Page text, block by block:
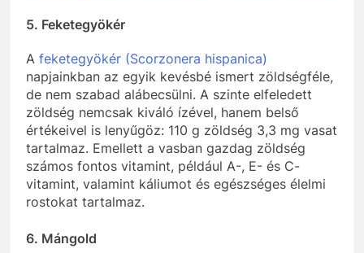
5. Feketegyökér
A feketegyökér (Scorzonera hispanica)
napjainkban az egyik kevésbé ismert zöldségféle,
de nem szabad alábecsülni. A szinte elfeledett
zöldség nemcsak kiváló ízével, hanem belső
értékeivel is lenyűgöz: 110 g zöldség 3,3 mg vasat
tartalmaz. Emellett a vasban gazdag zöldség
számos fontos vitamint, például A-, E- és C-
vitamint, valamint káliumot és egészséges élelmi
rostokat tartalmaz.
6. Mángold